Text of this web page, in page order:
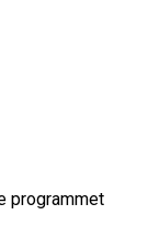
programmet